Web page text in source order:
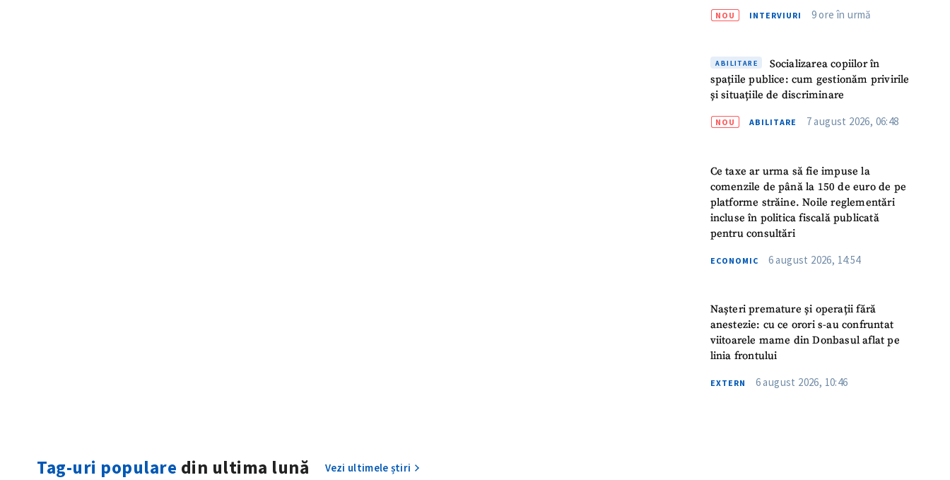
NOU INTERVIURI 9 ore în urmă
ABILITARE
Socializarea copiilor în
spațiile publice: cum gestionăm privirile
și situațiile de discriminare
NOU ABILITARE 7 august 2026, 06:48
Ce taxe ar urma să fie impuse la
comenzile de până la 150 de euro de pe
platforme străine. Noile reglementări
incluse în politica fiscală publicată
pentru consultări
ECONOMIC 6 august 2026, 14:54
Nașteri premature și operații fără
anestezie: cu ce orori s-au confruntat
viitoarele mame din Donbasul aflat pe
linia frontului
EXTERN 6 august 2026, 10:46
Tag-uri populare din ultima lună Vezi ultimele știri